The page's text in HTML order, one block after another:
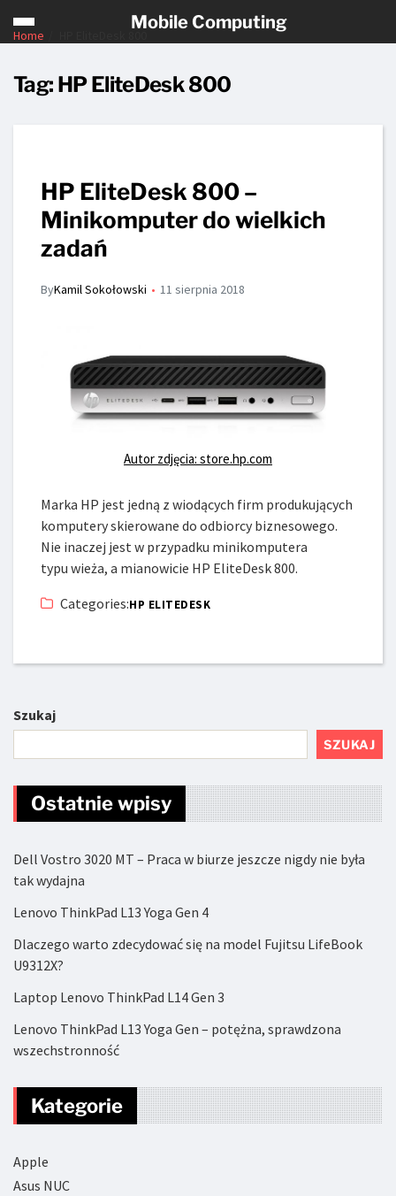
Mobile Computing
Home
Tag: HP EliteDesk 800
HP EliteDesk 800 –
Minikomputer do wielkich
zadań
ByKamil Sokołowski 11 sierpnia 2018
Autor zdjęcia: store.hp.com
Marka HP jest jedną z wiodących firm produkujących
komputery skierowane do odbiorcy biznesowego.
Nie inaczej jest w przypadku minikomputera
typu wieża, a mianowicie HP EliteDesk 800.
Categories:HP ELITEDESK
Szukaj
SZUKAJ
Ostatnie wpisy
Dell Vostro 3020 MT – Praca w biurze jeszcze nigdy nie była
tak wydajna
Lenovo ThinkPad L13 Yoga Gen 4
Dlaczego warto zdecydować się na model Fujitsu LifeBook
U9312X?
Laptop Lenovo ThinkPad L14 Gen 3
Lenovo ThinkPad L13 Yoga Gen – potężna, sprawdzona
wszechstronność
Kategorie
Apple
Asus NUC